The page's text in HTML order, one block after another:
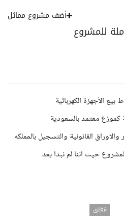
للمشروع
أضف مشروع مماثل
الأجهزة الكهربائية
معتمد بالسعودية
القانونية والتسجيل بالمملكه
حيث اننا لم نبدا بعد
مُغلق